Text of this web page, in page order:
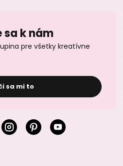
sa k nám
pre všetky kreatívne
sa mi to